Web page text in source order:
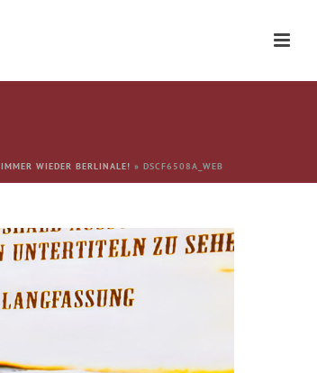
IMMER WIEDER BERLINALE! » DSCF6508A_WEB